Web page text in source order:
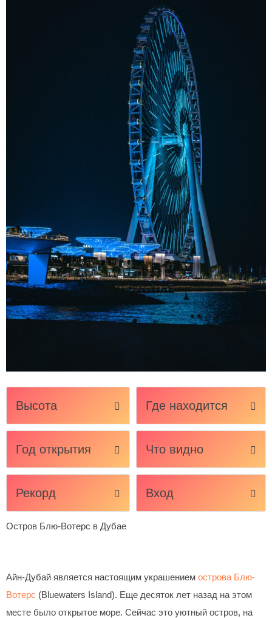
Высота
Год открытия
Рекорд
Где находится
Что видно
Вход
Остров Блю-Вотерс в Дубае
Айн-Дубай является настоящим украшением острова Блю-
Вотерс (Bluewaters Island). Еще десяток лет назад на этом
месте было открытое море. Сейчас это уютный остров, на